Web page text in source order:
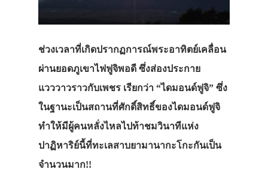
ช่วงเวลาที่เกิดปรากฏการณ์พระอาทิตย์เคลื่อน
ผ่านยอดภูเขาไฟฟูจิพอดี ซึ่งส่องประกาย
แวววาวราวกับเพชร เรียกว่า “ไดมอนด์ฟูจิ” ซึ่ง
ในฐานะเป็นสถานที่ศักดิ์สิทธิ์ของไดมอนด์ฟูจิ
ทำให้มีผู้คนหลั่งไหลไปท้าชมวินาทีแห่ง
ปาฏิหาริย์นี้ที่ทะเลสาบยามานากะโกะกันเป็น
จำนวนมาก!!